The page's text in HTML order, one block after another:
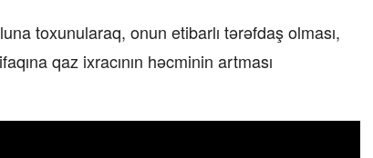
toxunularaq, onun etibarlı tərəfdaş olması,
qaz ixracının həcminin artması